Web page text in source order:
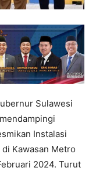
Sulawesi
Instalasi
Kawasan Metro
2024. Turut